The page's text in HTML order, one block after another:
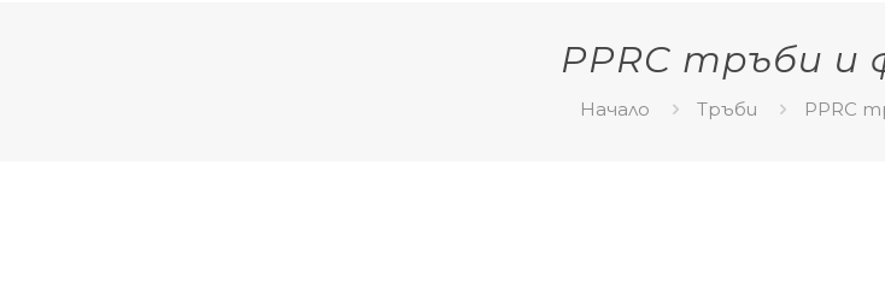
PPRC тръби и
Начало Тръби PPRC